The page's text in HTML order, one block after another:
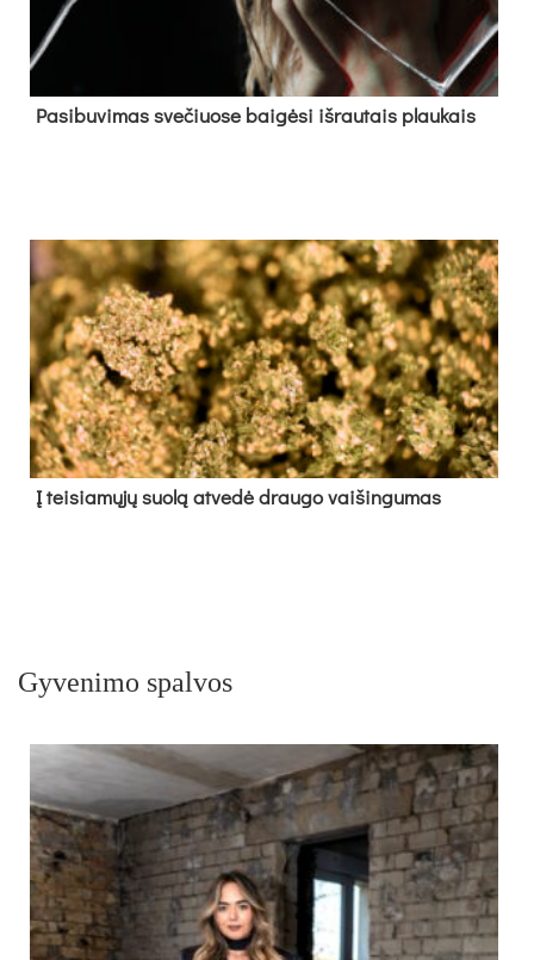
Pa­si­bu­vi­mas sve­čiuo­se bai­gė­si iš­rau­tais plau­kais
Į tei­sia­mų­jų suo­lą at­ve­dė drau­go vai­šin­gu­mas
Gyvenimo spalvos